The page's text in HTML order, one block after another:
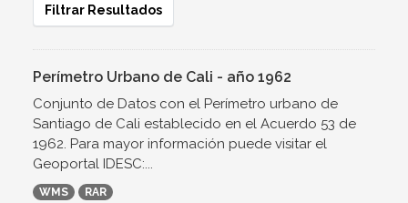
Filtrar Resultados
Perímetro Urbano de Cali - año 1962
Conjunto de Datos con el Perímetro urbano de
Santiago de Cali establecido en el Acuerdo 53 de
1962. Para mayor información puede visitar el
Geoportal IDESC:...
WMS
RAR